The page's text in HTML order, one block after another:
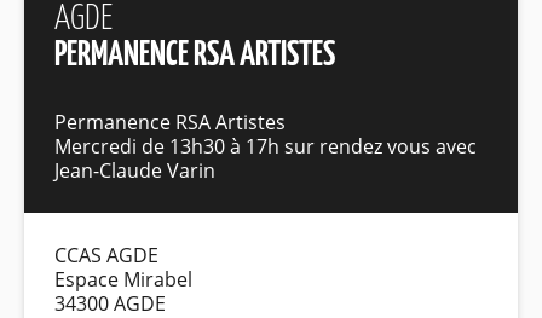
AGDE
PERMANENCE RSA ARTISTES
Permanence RSA Artistes
Mercredi de 13h30 à 17h sur rendez vous avec
Jean-Claude Varin
CCAS AGDE
Espace Mirabel
34300 AGDE